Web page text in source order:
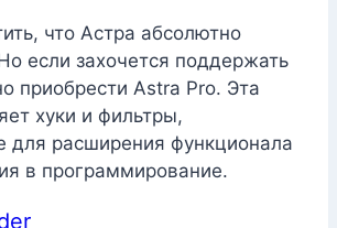
что Астра абсолютно
если захочется поддержать
приобрести Astra Pro. Эта
хуки и фильтры,
для расширения функционала
в программирование.